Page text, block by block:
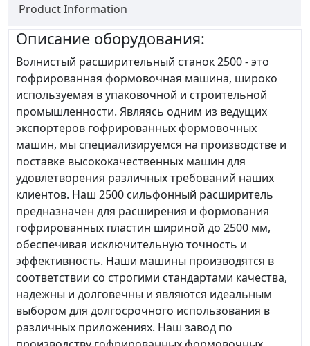
Product Information
Описание оборудования:
Волнистый расширительный станок 2500 - это
гофрированная формовочная машина, широко
используемая в упаковочной и строительной
промышленности. Являясь одним из ведущих
экспортеров гофрированных формовочных
машин, мы специализируемся на производстве и
поставке высококачественных машин для
удовлетворения различных требований наших
клиентов. Наш 2500 сильфонный расширитель
предназначен для расширения и формования
гофрированных пластин шириной до 2500 мм,
обеспечивая исключительную точность и
эффективность. Наши машины производятся в
соответствии со строгими стандартами качества,
надежны и долговечны и являются идеальным
выбором для долгосрочного использования в
различных приложениях. Наш завод по